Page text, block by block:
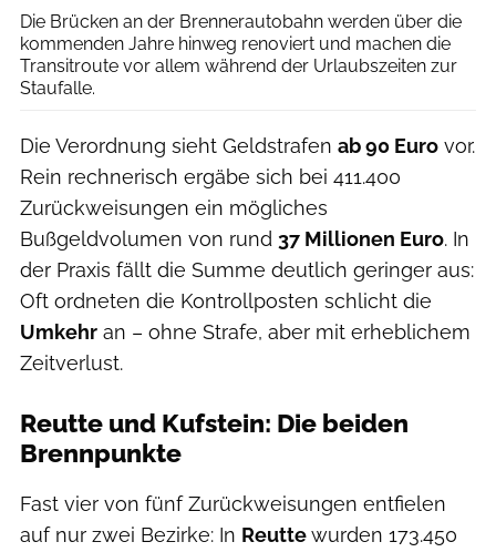
Die Brücken an der Brennerautobahn werden über die
kommenden Jahre hinweg renoviert und machen die
Transitroute vor allem während der Urlaubszeiten zur
Staufalle.
Die Verordnung sieht Geldstrafen ab 90 Euro vor.
Rein rechnerisch ergäbe sich bei 411.400
Zurückweisungen ein mögliches
Bußgeldvolumen von rund 37 Millionen Euro. In
der Praxis fällt die Summe deutlich geringer aus:
Oft ordneten die Kontrollposten schlicht die
Umkehr an – ohne Strafe, aber mit erheblichem
Zeitverlust.
Reutte und Kufstein: Die beiden
Brennpunkte
Fast vier von fünf Zurückweisungen entfielen
auf nur zwei Bezirke: In Reuttewurden 173.450